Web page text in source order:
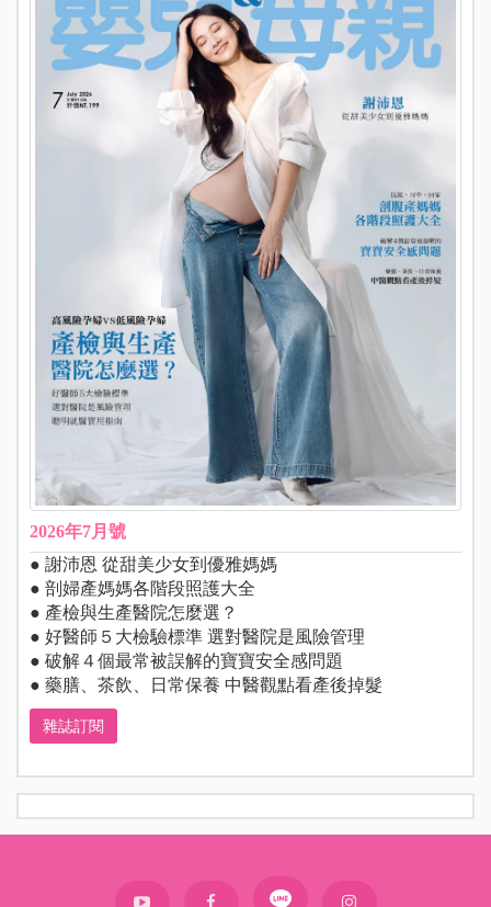
2026年7月號
● 謝沛恩 從甜美少女到優雅媽媽
● 剖婦產媽媽各階段照護大全
● 產檢與生產醫院怎麼選？
● 好醫師５大檢驗標準 選對醫院是風險管理
● 破解４個最常被誤解的寶寶安全感問題
● 藥膳、茶飲、日常保養 中醫觀點看產後掉髮
雜誌訂閱